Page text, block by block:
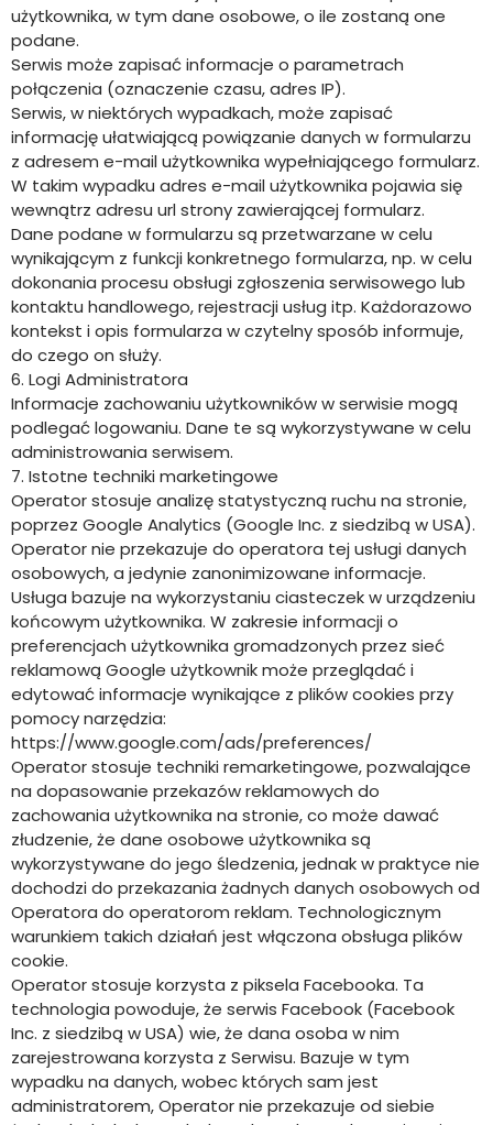
użytkownika, w tym dane osobowe, o ile zostaną one
podane.
Serwis może zapisać informacje o parametrach
połączenia (oznaczenie czasu, adres IP).
Serwis, w niektórych wypadkach, może zapisać
informację ułatwiającą powiązanie danych w formularzu
z adresem e-mail użytkownika wypełniającego formularz.
W takim wypadku adres e-mail użytkownika pojawia się
wewnątrz adresu url strony zawierającej formularz.
Dane podane w formularzu są przetwarzane w celu
wynikającym z funkcji konkretnego formularza, np. w celu
dokonania procesu obsługi zgłoszenia serwisowego lub
kontaktu handlowego, rejestracji usług itp. Każdorazowo
kontekst i opis formularza w czytelny sposób informuje,
do czego on służy.
6. Logi Administratora
Informacje zachowaniu użytkowników w serwisie mogą
podlegać logowaniu. Dane te są wykorzystywane w celu
administrowania serwisem.
7. Istotne techniki marketingowe
Operator stosuje analizę statystyczną ruchu na stronie,
poprzez Google Analytics (Google Inc. z siedzibą w USA).
Operator nie przekazuje do operatora tej usługi danych
osobowych, a jedynie zanonimizowane informacje.
Usługa bazuje na wykorzystaniu ciasteczek w urządzeniu
końcowym użytkownika. W zakresie informacji o
preferencjach użytkownika gromadzonych przez sieć
reklamową Google użytkownik może przeglądać i
edytować informacje wynikające z plików cookies przy
pomocy narzędzia:
https://www.google.com/ads/preferences/
Operator stosuje techniki remarketingowe, pozwalające
na dopasowanie przekazów reklamowych do
zachowania użytkownika na stronie, co może dawać
złudzenie, że dane osobowe użytkownika są
wykorzystywane do jego śledzenia, jednak w praktyce nie
dochodzi do przekazania żadnych danych osobowych od
Operatora do operatorom reklam. Technologicznym
warunkiem takich działań jest włączona obsługa plików
cookie.
Operator stosuje korzysta z piksela Facebooka. Ta
technologia powoduje, że serwis Facebook (Facebook
Inc. z siedzibą w USA) wie, że dana osoba w nim
zarejestrowana korzysta z Serwisu. Bazuje w tym
wypadku na danych, wobec których sam jest
administratorem, Operator nie przekazuje od siebie